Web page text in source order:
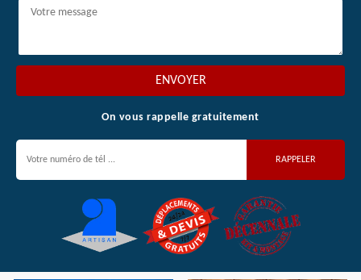
On vous rappelle gratuitement